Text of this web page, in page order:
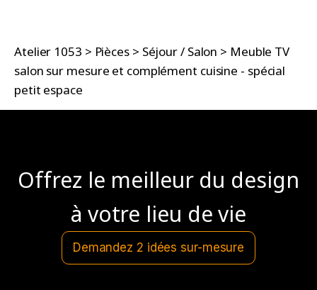
Atelier 1053 > Pièces > Séjour / Salon > Meuble TV
salon sur mesure et complément cuisine - spécial
petit espace
Offrez le meilleur du design
à votre lieu de vie
Demandez 2 idées sur-mesure